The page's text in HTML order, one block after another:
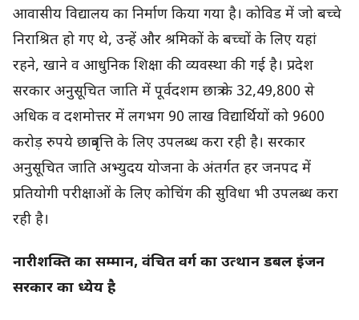
आवासीय विद्यालय का निर्माण किया गया है। कोविड में जो बच्चे
निराश्रित हो गए थे, उन्हें और श्रमिकों के बच्चों के लिए यहां
रहने, खाने व आधुनिक शिक्षा की व्यवस्था की गई है। प्रदेश
सरकार अनुसूचित जाति में पूर्वदशम छात्र के 32,49,800 से
अधिक व दशमोत्तर में लगभग 90 लाख विद्यार्थियों को 9600
करोड़ रुपये छात्रवृत्ति के लिए उपलब्ध करा रही है। सरकार
अनुसूचित जाति अभ्युदय योजना के अंतर्गत हर जनपद में
प्रतियोगी परीक्षाओं के लिए कोचिंग की सुविधा भी उपलब्ध करा
रही है।
नारीशक्ति का सम्मान, वंचित वर्ग का उत्थान डबल इंजन
सरकार का ध्येय है